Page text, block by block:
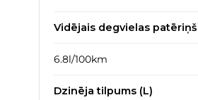
Vidējais degvielas patēriņš
6.8l/100km
Dzinēja tilpums (L)